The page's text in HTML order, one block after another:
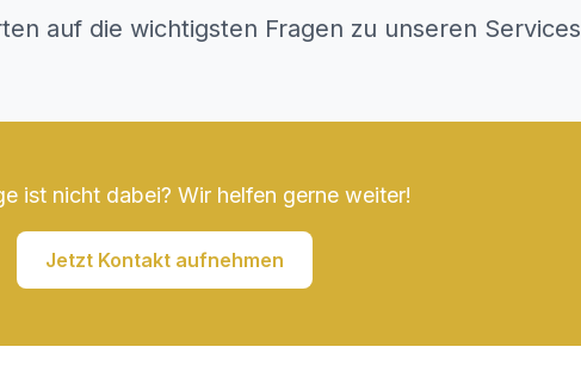
auf die wichtigsten Fragen zu unseren Services
ist nicht dabei? Wir helfen gerne weiter!
Jetzt Kontakt aufnehmen